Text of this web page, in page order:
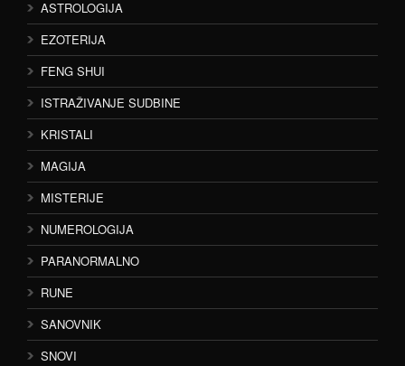
ASTROLOGIJA
EZOTERIJA
FENG SHUI
ISTRAŽIVANJE SUDBINE
KRISTALI
MAGIJA
MISTERIJE
NUMEROLOGIJA
PARANORMALNO
RUNE
SANOVNIK
SNOVI